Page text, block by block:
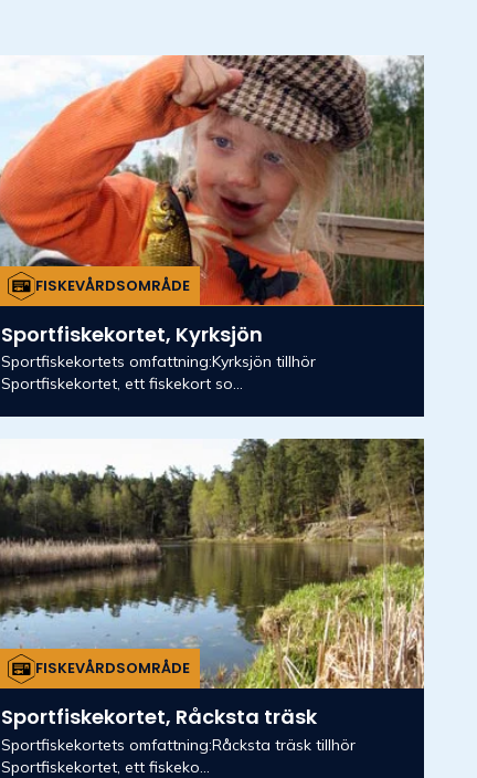
FISKEVÅRDSOMRÅDE
Sportfiskekortet, Kyrksjön
Sportfiskekortets omfattning:Kyrksjön tillhör
Sportfiskekortet, ett fiskekort so...
FISKEVÅRDSOMRÅDE
Sportfiskekortet, Råcksta träsk
Sportfiskekortets omfattning:Råcksta träsk tillhör
Sportfiskekortet, ett fiskeko...